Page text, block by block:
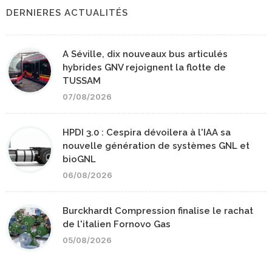
DERNIERES ACTUALITÉS
A Séville, dix nouveaux bus articulés
hybrides GNV rejoignent la flotte de
TUSSAM
07/08/2026
HPDI 3.0 : Cespira dévoilera à l'IAA sa
nouvelle génération de systèmes GNL et
bioGNL
06/08/2026
Burckhardt Compression finalise le rachat
de l'italien Fornovo Gas
05/08/2026